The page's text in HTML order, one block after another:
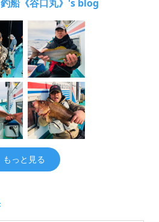
船《谷口丸》's blog
もっと見る